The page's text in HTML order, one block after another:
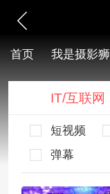
首页 我是摄影狮
IT/互联网
短视频
弹幕